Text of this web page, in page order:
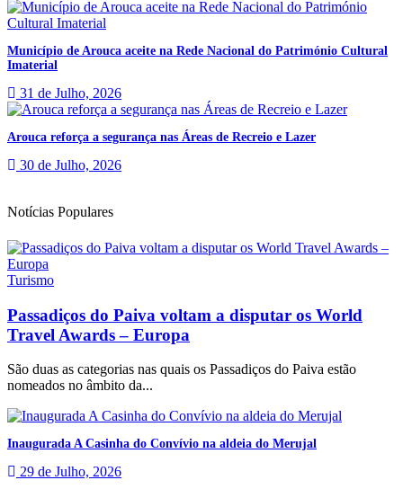
Município de Arouca aceite na Rede Nacional do Património Cultural
Imaterial
31 de Julho, 2026
Arouca reforça a segurança nas Áreas de Recreio e Lazer
30 de Julho, 2026
Notícias Populares
Turismo
Passadiços do Paiva voltam a disputar os World
Travel Awards – Europa
São duas as categorias nas quais os Passadiços do Paiva estão
nomeados no âmbito da...
Inaugurada A Casinha do Convívio na aldeia do Merujal
29 de Julho, 2026